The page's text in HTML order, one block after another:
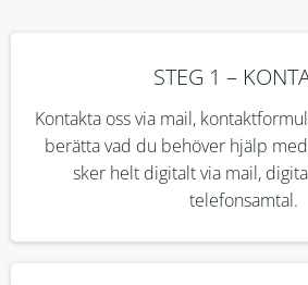
STEG 1 –
Kontakta oss via mail,
berätta vad du behöver hjälp
sker helt digitalt via mail,
telefonsamtal.